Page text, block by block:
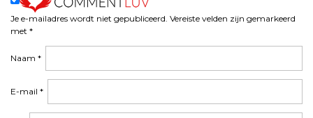
Je e-mailadres wordt niet gepubliceerd. Vereiste velden zijn gemarkeerd
met *
Naam *
E-mail *